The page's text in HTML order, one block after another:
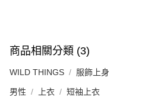
商品相關分類 (3)
WILD THINGS 服飾上身
男性 上衣 短袖上衣